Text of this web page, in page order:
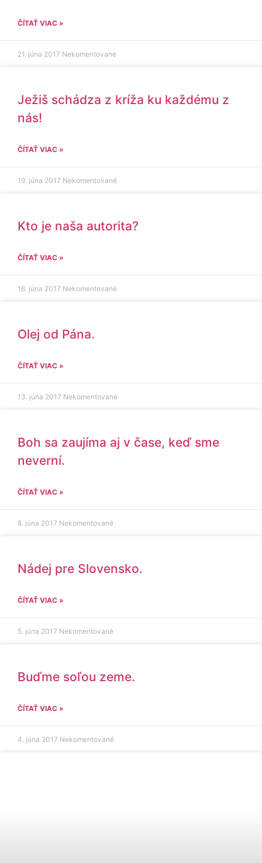
ČÍTAŤ VIAC »
21. júna 2017 Nekomentované
Ježiš schádza z kríža ku každému z
nás!
ČÍTAŤ VIAC »
19. júna 2017 Nekomentované
Kto je naša autorita?
ČÍTAŤ VIAC »
16. júna 2017 Nekomentované
Olej od Pána.
ČÍTAŤ VIAC »
13. júna 2017 Nekomentované
Boh sa zaujíma aj v čase, keď sme
neverní.
ČÍTAŤ VIAC »
8. júna 2017 Nekomentované
Nádej pre Slovensko.
ČÍTAŤ VIAC »
5. júna 2017 Nekomentované
Buďme soľou zeme.
ČÍTAŤ VIAC »
4. júna 2017 Nekomentované